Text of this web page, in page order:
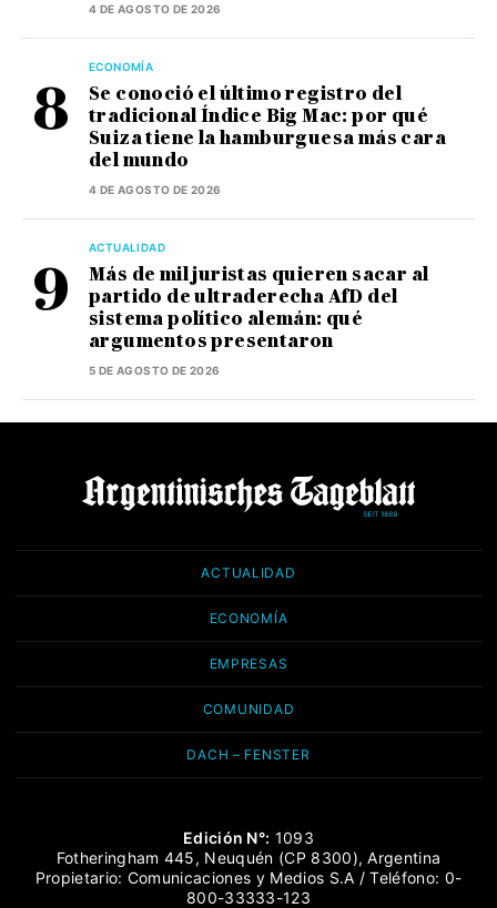
4 DE AGOSTO DE 2026
ECONOMÍA
Se conoció el último registro del
tradicional Índice Big Mac: por qué
Suiza tiene la hamburguesa más cara
del mundo
4 DE AGOSTO DE 2026
ACTUALIDAD
Más de mil juristas quieren sacar al
partido de ultraderecha AfD del
sistema político alemán: qué
argumentos presentaron
5 DE AGOSTO DE 2026
ACTUALIDAD
ECONOMÍA
EMPRESAS
COMUNIDAD
DACH – FENSTER
Edición N°: 1093
Fotheringham 445, Neuquén (CP 8300), Argentina
Propietario: Comunicaciones y Medios S.A / Teléfono: 0-
800-33333-123